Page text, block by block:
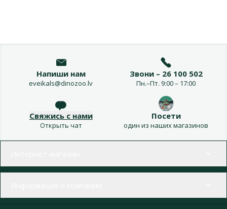
Напиши нам
eveikals@dinozoo.lv
Звони – 26 100 502
Пн.–Пт. 9:00 – 17:00
Свяжись с нами
Открыть чат
Посети
один из наших магазинов